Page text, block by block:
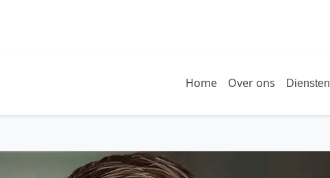
Home Over ons Diensten